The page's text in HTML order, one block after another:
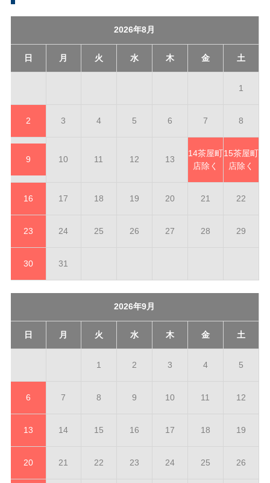
2026年8月
日 月 火 水 木 金 土
1
2 3 4 5 6 7 8
9 10 11 12 13
14茶屋町
店除く
15茶屋町
店除く
16 17 18 19 20 21 22
23 24 25 26 27 28 29
30 31
2026年9月
日 月 火 水 木 金 土
1 2 3 4 5
6 7 8 9 10 11 12
13 14 15 16 17 18 19
20 21 22 23 24 25 26